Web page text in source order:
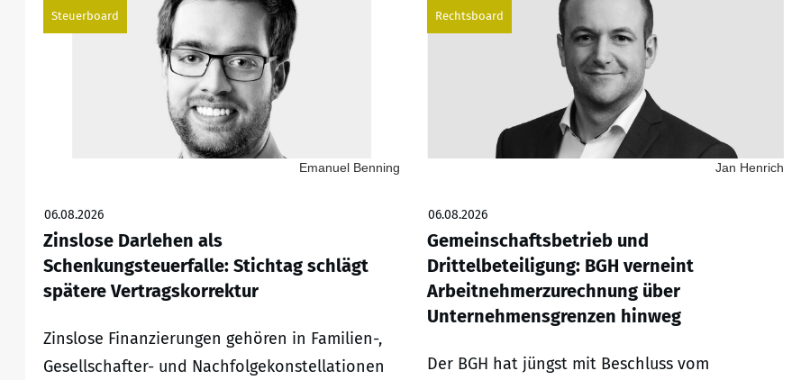
Steuerboard
Emanuel Benning
06.08.2026
Zinslose Darlehen als
Schenkungsteuerfalle: Stichtag schlägt
spätere Vertragskorrektur
Zinslose Finanzierungen gehören in Familien-,
Gesellschafter- und Nachfolgekonstellationen
Rechtsboard
Jan Henrich
06.08.2026
Gemeinschaftsbetrieb und
Drittelbeteiligung: BGH verneint
Arbeitnehmerzurechnung über
Unternehmensgrenzen hinweg
Der BGH hat jüngst mit Beschluss vom